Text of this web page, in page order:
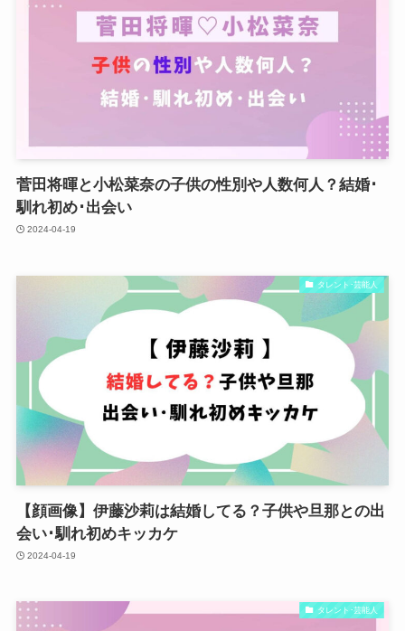
菅田将暉と小松菜奈の子供の性別や人数何人？結婚･
馴れ初め･出会い
2024-04-19
タレント･芸能人
【顔画像】伊藤沙莉は結婚してる？子供や旦那との出
会い･馴れ初めキッカケ
2024-04-19
タレント･芸能人